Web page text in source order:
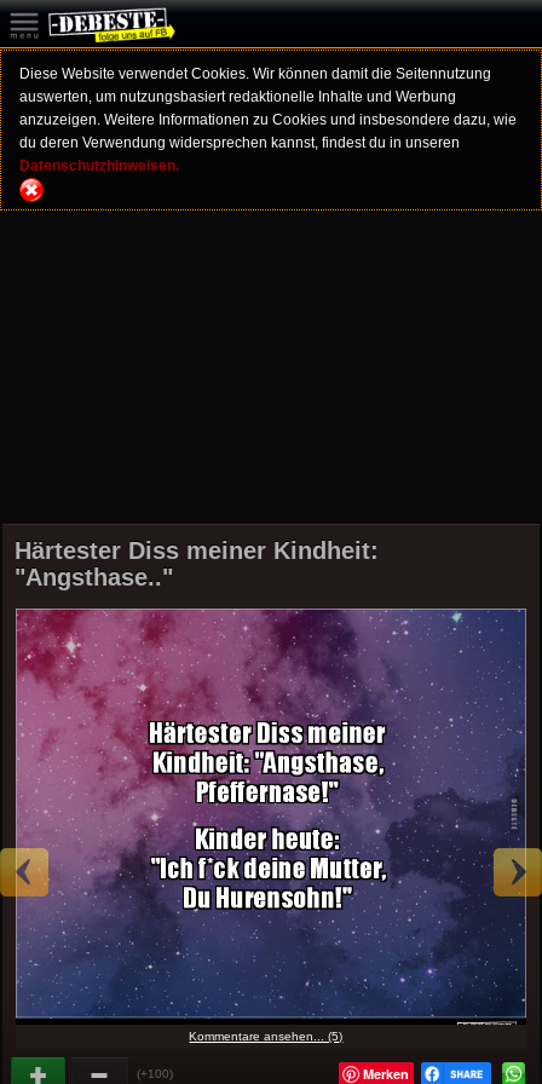
Diese Website verwendet Cookies. Wir können damit die Seitennutzung
auswerten, um nutzungsbasiert redaktionelle Inhalte und Werbung
anzuzeigen. Weitere Informationen zu Cookies und insbesondere dazu, wie
du deren Verwendung widersprechen kannst, findest du in unseren
Datenschutzhinweisen.
Härtester Diss meiner Kindheit:
"Angsthase.."
Kommentare ansehen... (5)
(+100) Merken